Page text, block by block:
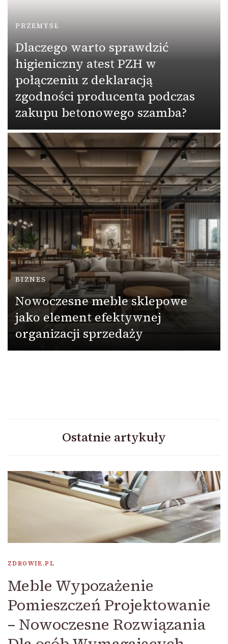
PRZEMYSŁ
Dlaczego warto sprawdzić
higieniczny atest PZH w
połączeniu z deklaracją
zgodności producenta podczas
zakupu betonowego szamba?
BIZNES
Nowoczesne meble sklepowe
jako element efektywnej
organizacji sprzedaży
Ostatnie artykuły
ZDROWIE.PL
Meble Wypozażenie
Pomieszczeń Projektowanie
– Nowoczesne Rozwiązania